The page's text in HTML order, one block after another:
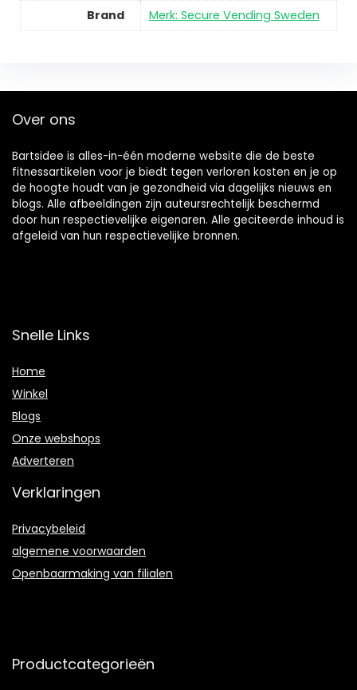
Brand Merk: Secure Vending Sweden
Over ons
Bartsidee is alles-in-één moderne website die de beste
fitnessartikelen voor je biedt tegen verloren kosten en je op
de hoogte houdt van je gezondheid via dagelijks nieuws en
blogs. Alle afbeeldingen zijn auteursrechtelijk beschermd
door hun respectievelijke eigenaren. Alle geciteerde inhoud is
afgeleid van hun respectievelijke bronnen.
Snelle Links
Home
Winkel
Blogs
Onze webshops
Adverteren
Verklaringen
Privacybeleid
algemene voorwaarden
Openbaarmaking van filialen
Productcategorieën